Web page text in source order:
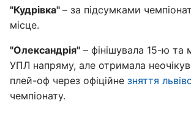
"Кудрівка" – за підсумками
місце.
"Олександрія" – фінішувала 15-ю та
УПЛ напряму, але отримала
плей-оф через офіційне зняття
чемпіонату.